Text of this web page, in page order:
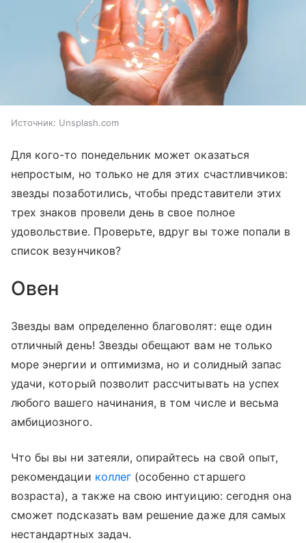
Источник: Unsplash.com
Для кого-то понедельник может оказаться
непростым, но только не для этих счастливчиков:
звезды позаботились, чтобы представители этих
трех знаков провели день в свое полное
удовольствие. Проверьте, вдруг вы тоже попали в
список везунчиков?
Овен
Звезды вам определенно благоволят: еще один
отличный день! Звезды обещают вам не только
море энергии и оптимизма, но и солидный запас
удачи, который позволит рассчитывать на успех
любого вашего начинания, в том числе и весьма
амбициозного.
Что бы вы ни затеяли, опирайтесь на свой опыт,
рекомендации коллег(особенно старшего
возраста), а также на свою интуицию: сегодня она
сможет подсказать вам решение даже для самых
нестандартных задач.